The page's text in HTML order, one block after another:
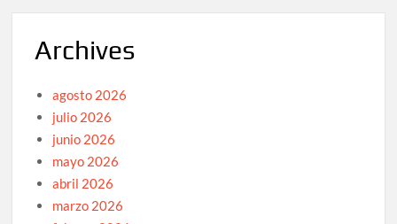
Archives
agosto 2026
julio 2026
junio 2026
mayo 2026
abril 2026
marzo 2026